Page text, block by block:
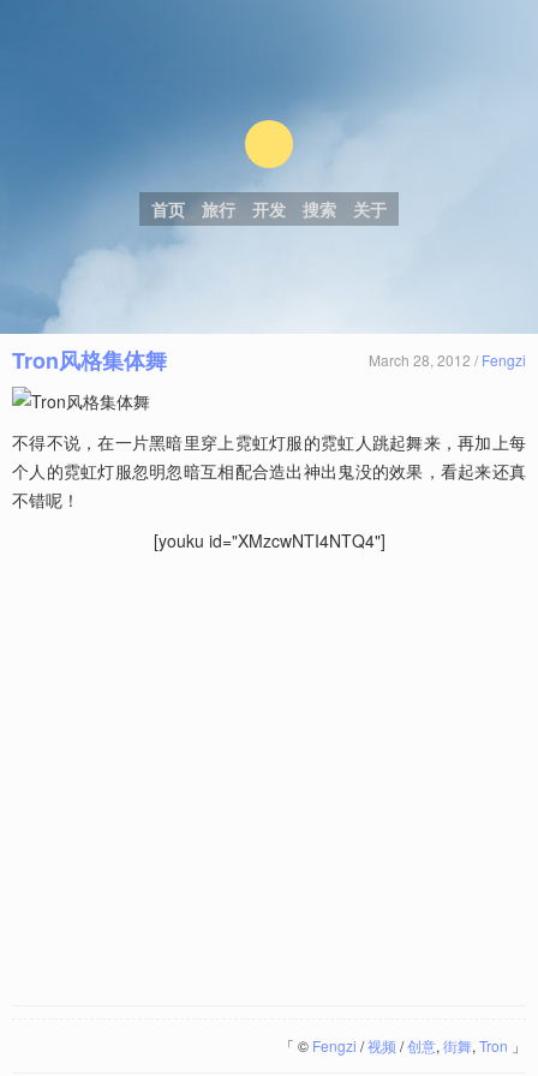
首页 旅行 开发 搜索 关于
Tron风格集体舞 March 28, 2012 / Fengzi
不得不说，在一片黑暗里穿上霓虹灯服的霓虹人跳起舞来，再加上每
个人的霓虹灯服忽明忽暗互相配合造出神出鬼没的效果，看起来还真
不错呢！
[youku id="XMzcwNTI4NTQ4"]
「 © Fengzi /视频/创意, 街舞, Tron 」